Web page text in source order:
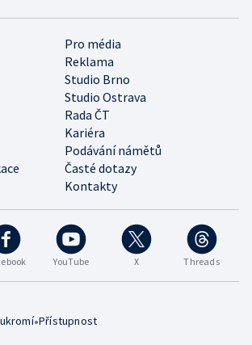
YouTube X Threads
Pro média
Reklama
Studio Brno
Studio Ostrava
Rada ČT
Kariéra
Podávání námětů
Časté dotazy
Kontakty
•Přístupnost